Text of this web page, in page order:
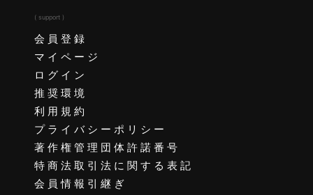
( support )
会員登録
マイページ
ログイン
推奨環境
利用規約
プライバシーポリシー
著作権管理団体許諾番号
特商法取引法に関する表記
会員情報引継ぎ